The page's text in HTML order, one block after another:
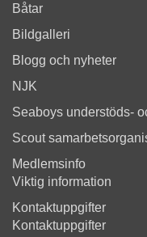
Båtar
Bildgalleri
Blogg och nyheter
NJK
Seaboys understöds-
Scout
Medlemsinfo
Viktig information
Kontaktuppgifter
Kontaktuppgifter